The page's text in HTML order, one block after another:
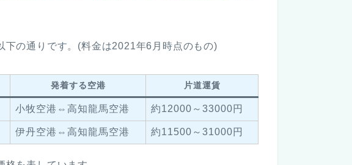
下の通りです。(料金は2021年6月時点のもの)
発着する空港 片道運賃
小牧空港⇔高知龍馬空港 約12000～33000円
伊丹空港⇔高知龍馬空港 約11500～31000円